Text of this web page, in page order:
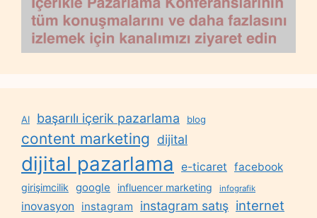
AI başarılı içerik pazarlama blog
content marketing dijital
dijital pazarlama e-ticaret facebook
girişimcilik google influencer marketing infografik
inovasyon instagram instagram satış internet